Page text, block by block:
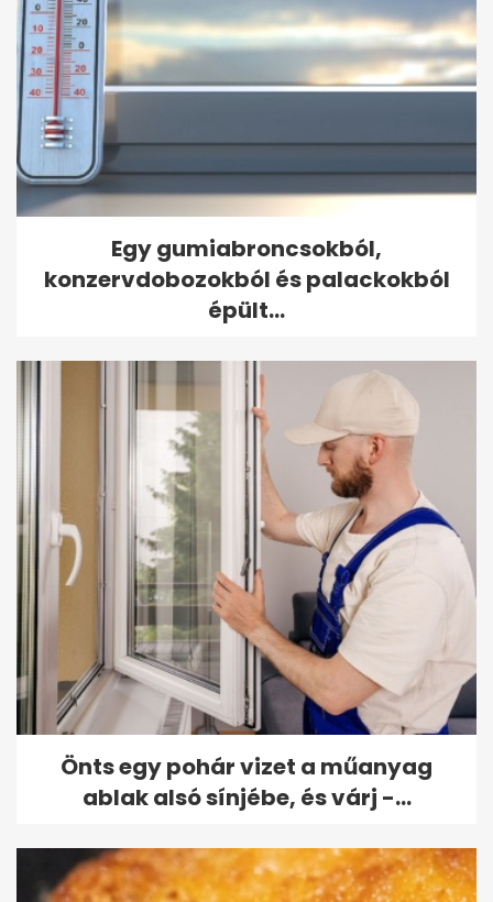
Egy gumiabroncsokból,
konzervdobozokból és palackokból
épült...
Önts egy pohár vizet a műanyag
ablak alsó sínjébe, és várj -...